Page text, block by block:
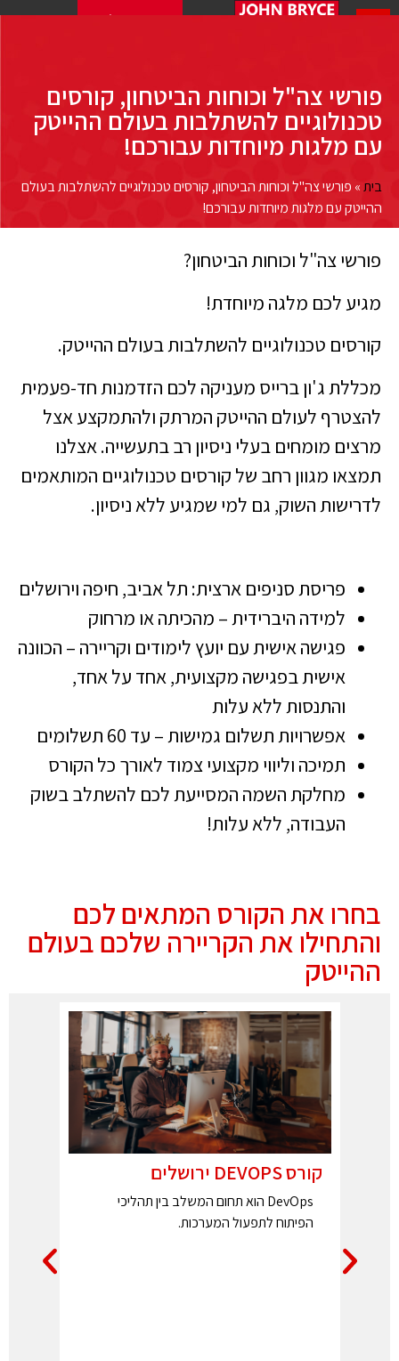
מבדק התאמה להייטק
פורשי צה"ל וכוחות הביטחון, קורסים
טכנולוגיים להשתלבות בעולם ההייטק
עם מלגות מיוחדות עבורכם!
בית» פורשי צה"ל וכוחות הביטחון, קורסים טכנולוגיים להשתלבות בעולם
ההייטק עם מלגות מיוחדות עבורכם!
פורשי צה"ל וכוחות הביטחון?
מגיע לכם מלגה מיוחדת!
קורסים טכנולוגיים להשתלבות בעולם ההייטק.
מכללת ג'ון ברייס מעניקה לכם הזדמנות חד-פעמית
להצטרף לעולם ההייטק המרתק ולהתמקצע אצל
מרצים מומחים בעלי ניסיון רב בתעשייה. אצלנו
תמצאו מגוון רחב של קורסים טכנולוגיים המותאמים
לדרישות השוק, גם למי שמגיע ללא ניסיון.
פריסת סניפים ארצית: תל אביב, חיפה וירושלים
למידה היברידית – מהכיתה או מרחוק
פגישה אישית עם יועץ לימודים וקריירה – הכוונה
אישית בפגישה מקצועית, אחד על אחד,
והתנסות ללא עלות
אפשרויות תשלום גמישות – עד 60 תשלומים
תמיכה וליווי מקצועי צמוד לאורך כל הקורס
מחלקת השמה המסייעת לכם להשתלב בשוק
העבודה, ללא עלות!
בחרו את הקורס המתאים לכם
והתחילו את הקריירה שלכם בעולם
ההייטק
קורס DEVOPS ירושלים
DevOps הוא תחום המשלב בין תהליכי
הפיתוח לתפעול המערכות.